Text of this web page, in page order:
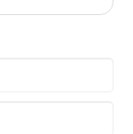
и улучшения